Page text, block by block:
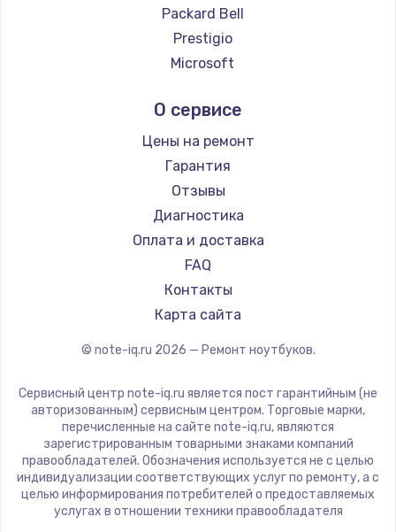
Ремонт ноутбуков Evga
Ремонт ноутбуков Google
Ремонт ноутбуков Echips
Ремонт ноутбуков Predator
Ремонт ноутбуков iru
Ремонт ноутбуков Machenike
Ремонт ноутбуков DEXP
Ремонт ноутбуков Teclast
Ремонт ноутбуков CHUWI
Ремонт ноутбуков Colorful
Packard Bell
Prestigio
Microsoft
Aquarius
Gigabyte
Aorus
Maibenben
Getac
Epson
Philips
LG
Panasonic
ZTE
Hiper
Evga
Google
Echips
О сервисе
Цены на ремонт
Гарантия
Отзывы
Диагностика
Оплата и доставка
FAQ
Контакты
Карта сайта
© note-iq.ru 2026 — Ремонт ноутбуков.
Сервисный центр note-iq.ru является пост гарантийным (не
авторизованным) сервисным центром. Торговые марки,
перечисленные на сайте note-iq.ru, являются
зарегистрированным товарными знаками компаний
правообладателей. Обозначения используется не с целью
индивидуализации соответствующих услуг по ремонту, а с
целью информирования потребителей о предоставляемых
услугах в отношении техники правообладателя